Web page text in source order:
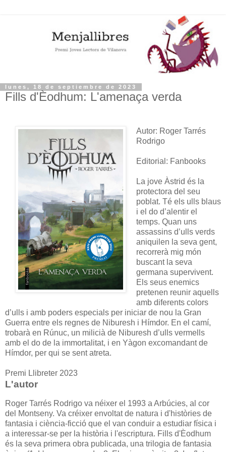
lunes, 18 de septiembre de 2023
Fills d'Èodhum: L'amenaça verda
Autor: Roger Tarrés
Rodrigo
Editorial: Fanbooks
La jove Àstrid és la
protectora del seu
poblat. Té els ulls blaus
i el do d’alentir el
temps. Quan uns
assassins d’ulls verds
aniquilen la seva gent,
recorrerà mig món
buscant la seva
germana supervivent.
Els seus enemics
pretenen reunir aquells
amb diferents colors
d’ulls i amb poders especials per iniciar de nou la Gran
Guerra entre els regnes de Niburesh i Hímdor. En el camí,
trobarà en Rúnuc, un milicià de Niburesh d’ulls vermells
amb el do de la immortalitat, i en Yàgon excomandant de
Hímdor, per qui se sent atreta.
Premi Llibreter 2023
L'autor
Roger Tarrés Rodrigo va néixer el 1993 a Arbúcies, al cor
del Montseny. Va créixer envoltat de natura i d'històries de
fantasia i ciència-ficció que el van conduir a estudiar física i
a interessar-se per la història i l'escriptura. Fills d'Èodhum
és la seva primera obra publicada, una trilogia de fantasia